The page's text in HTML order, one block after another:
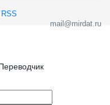
mail@mirdat.ru